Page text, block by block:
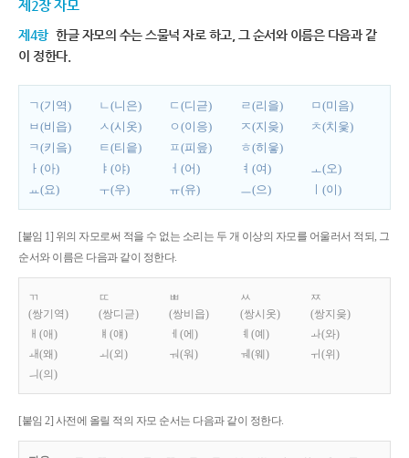
제2장 자모
제4항 한글 자모의 수는 스물넉 자로 하고, 그 순서와 이름은 다음과 같
이 정한다.
ㄱ(기역) ㄴ(니은) ㄷ(디귿) ㄹ(리을)
ㅁ(미음)
ㅂ(비읍)
ㅅ(시옷) ㅇ(이응) ㅈ(지읒)
ㅊ(치읓)
ㅋ(키읔)
ㅌ(티읕) ㅍ(피읖)
ㅎ(히읗)
ㅏ(아)
ㅑ(야) ㅓ(어) ㅕ(여)
ㅗ(오)
ㅛ(요)
ㅜ(우) ㅠ(유) ㅡ(으) ㅣ(이)
[붙임 1] 위의 자모로써 적을 수 없는 소리는 두 개 이상의 자모를 어울러서 적되, 그
순서와 이름은 다음과 같이 정한다.
ㄲ
(쌍기역)
ㄸ
(쌍디귿)
ㅃ
(쌍비읍)
ㅆ
(쌍시옷)
ㅉ
(쌍지읒)
ㅐ(애)
ㅒ(얘) ㅔ(에) ㅖ(예)
ㅘ(와)
ㅙ(왜)
ㅚ(외) ㅝ(워) ㅞ(웨)
ㅟ(위)
ㅢ(의)
[붙임 2] 사전에 올릴 적의 자모 순서는 다음과 같이 정한다.